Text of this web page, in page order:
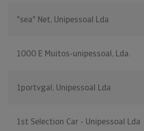
"sea" Net, Unipessoal Lda
1000 E Muitos-unipessoal, Lda.
1portvgal, Unipessoal Lda
1st Selection Car - Unipessoal Lda